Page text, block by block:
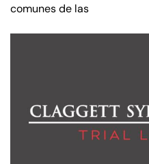
comunes de las